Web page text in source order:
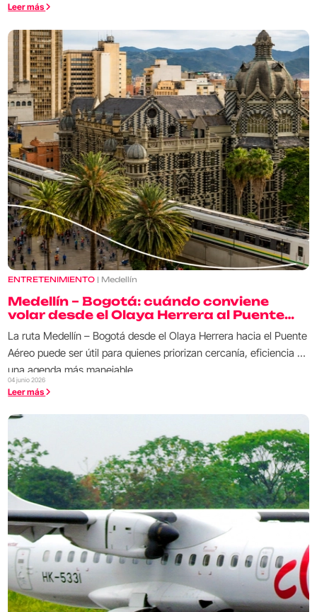
Leer más
ENTRETENIMIENTO | Medellín
Medellín – Bogotá: cuándo conviene
volar desde el Olaya Herrera al Puente
Aéreo
La ruta Medellín – Bogotá desde el Olaya Herrera hacia el Puente
Aéreo puede ser útil para quienes priorizan cercanía, eficiencia y
una agenda más manejable.
04 junio 2026
Leer más